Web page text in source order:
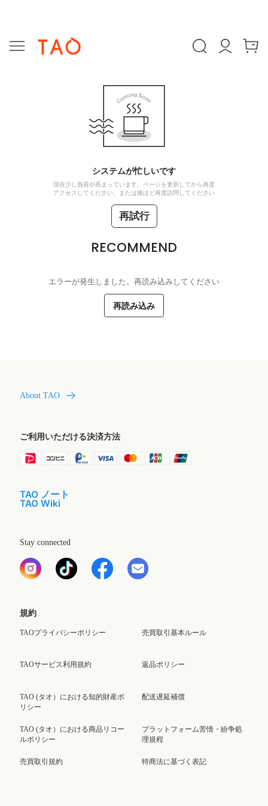
システムが忙しいです
現在少し負荷が高まっています。ページを更新してから再度
アクセスしてください、または後ほど再度訪問してください
再試行
RECOMMEND
エラーが発生しました。再読み込みしてください
再読み込み
About TAO
ご利用いただける決済方法
TAO ノート
TAO Wiki
Stay connected
規約
TAOプライバシーポリシー
TAOサービス利用規約
TAO (タオ）における知的財産ポ
リシー
TAO (タオ）における商品リコー
ルポリシー
売買取引規約
売買取引基本ルール
返品ポリシー
配送遅延補償
プラットフォーム苦情・紛争処
理規程
特商法に基づく表記